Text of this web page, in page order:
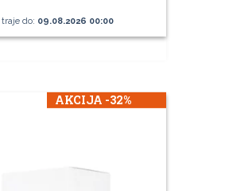
do: 09.08.2026 00:00
AKCIJA -32%